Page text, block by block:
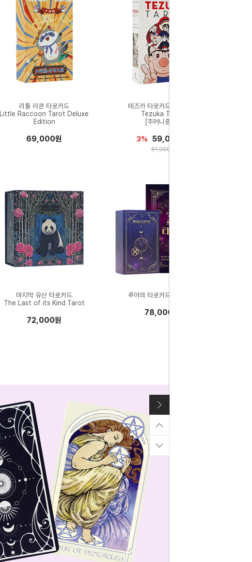
리틀 라쿤 타로카드
Little Raccoon Tarot Deluxe
Edition
69,000원
테즈카 타로카드 영문북셋
Tezuka Tarot
[주머니증정]
3% 59,000원
61,000원
마지막 유산 타로카드
The Last of its Kind Tarot
72,000원
루아의 타로카드 서적세트
78,000원